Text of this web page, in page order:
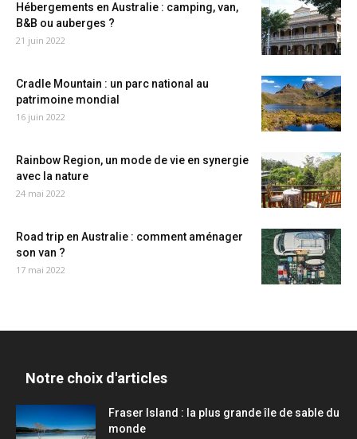
Hébergements en Australie : camping, van,
B&B ou auberges ?
21 juin 2022
Cradle Mountain : un parc national au
patrimoine mondial
16 juin 2022
Rainbow Region, un mode de vie en synergie
avec la nature
24 mai 2022
Road trip en Australie : comment aménager
son van ?
17 mai 2022
Notre choix d'articles
Fraser Island : la plus grande île de sable du
monde